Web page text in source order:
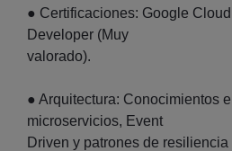
● Certificaciones: Google
Developer (Muy
valorado).
● Arquitectura: Conocimientos
microservicios, Event
Driven y patrones de